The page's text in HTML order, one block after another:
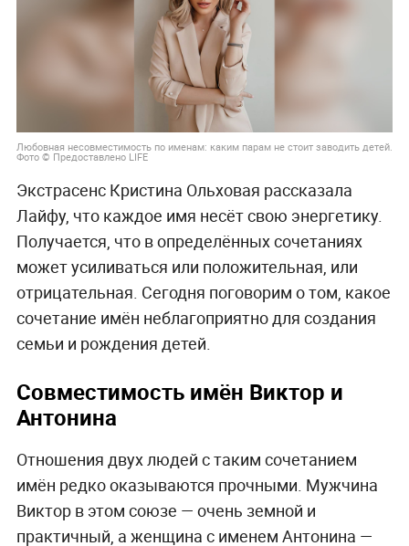
Любовная несовместимость по именам: каким парам не стоит заводить детей.
Фото © Предоставлено LIFE
Экстрасенс Кристина Ольховая рассказала
Лайфу, что каждое имя несёт свою энергетику.
Получается, что в определённых сочетаниях
может усиливаться или положительная, или
отрицательная. Сегодня поговорим о том, какое
сочетание имён неблагоприятно для создания
семьи и рождения детей.
Совместимость имён Виктор и
Антонина
Отношения двух людей с таким сочетанием
имён редко оказываются прочными. Мужчина
Виктор в этом союзе — очень земной и
практичный, а женщина с именем Антонина —